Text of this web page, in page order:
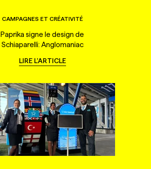
CAMPAGNES ET CRÉATIVITÉ
Paprika signe le design de
Schiaparelli: Anglomaniac
LIRE L'ARTICLE